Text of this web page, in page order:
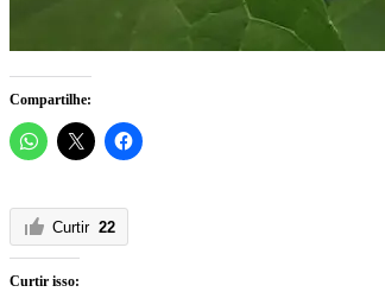
Compartilhe:
Curtir 22
Curtir isso: